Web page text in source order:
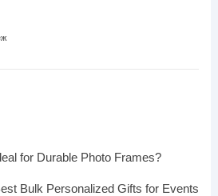
for Durable Photo Frames?
Bulk Personalized Gifts for Events